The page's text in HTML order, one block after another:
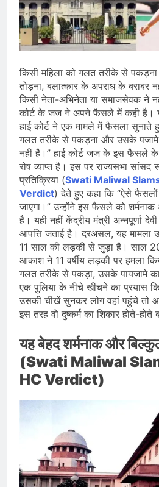
भारत ने 39 पदकों के
स्थान पर समाप्त किया
August 8, 2026
स्वतंत्रता दिवस से
तिरंगा’ अभियान और
तैयारियाँ तेज़
IMD ने कई राज्यों में
चेतावनी जारी की,
हाई अलर्ट
August 7, 2026
किसी महिला को गलत तरीके से पकड़ना
तोड़ना, बलात्कार के अपराध के बराबर
किसी नेता-अभिनेता या समाजसेवक ने
कोर्ट के जज ने अपने फैसले में कही है।
हाई कोर्ट ने एक मामले में फैसला सुनाते
गलत तरीके से पकड़ना और उसके पजामे
नहीं है।” हाई कोर्ट जज के इस फैसले
रोष व्याप्त है। इस पर राज्यसभा सांसद
प्रतिक्रिया (Swati Maliwal
Verdict) देते हुए कहा कि “ऐसे
जाएगा।” उन्होंने इस फैसले को
है। यही नहीं केंद्रीय मंत्री अन्नपूर्णा
आपत्ति जताई है। दरअसल, यह मामला
11 साल की लड़की से जुड़ा है। साल
आकाश ने 11 वर्षीय लड़की पर हमला
गलत तरीके से पकड़ा, उसके पायजामे
एक पुलिया के नीचे खींचने का प्रयास
उसकी चीखें सुनकर लोग वहां पहुंचे तो
इस तरह वो दुष्कर्म का शिकार होते-होते
यह बेहद शर्मनाक और
(Swati Maliwal
HC Verdict)